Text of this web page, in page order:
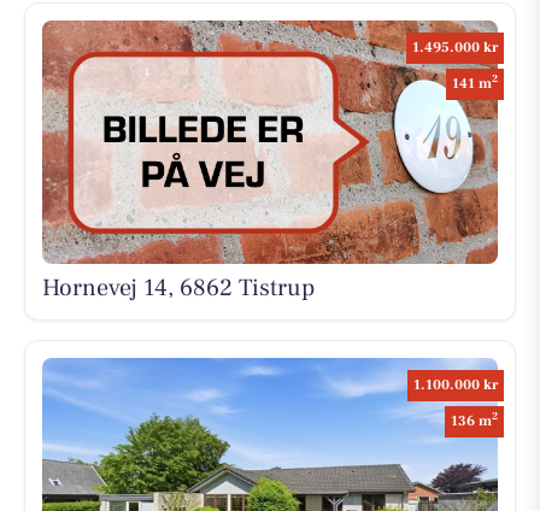
1.495.000 kr
141 m2
Hornevej 14, 6862 Tistrup
1.100.000 kr
136 m2